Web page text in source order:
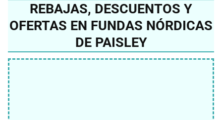
REBAJAS, DESCUENTOS Y
OFERTAS EN FUNDAS NÓRDICAS
DE PAISLEY